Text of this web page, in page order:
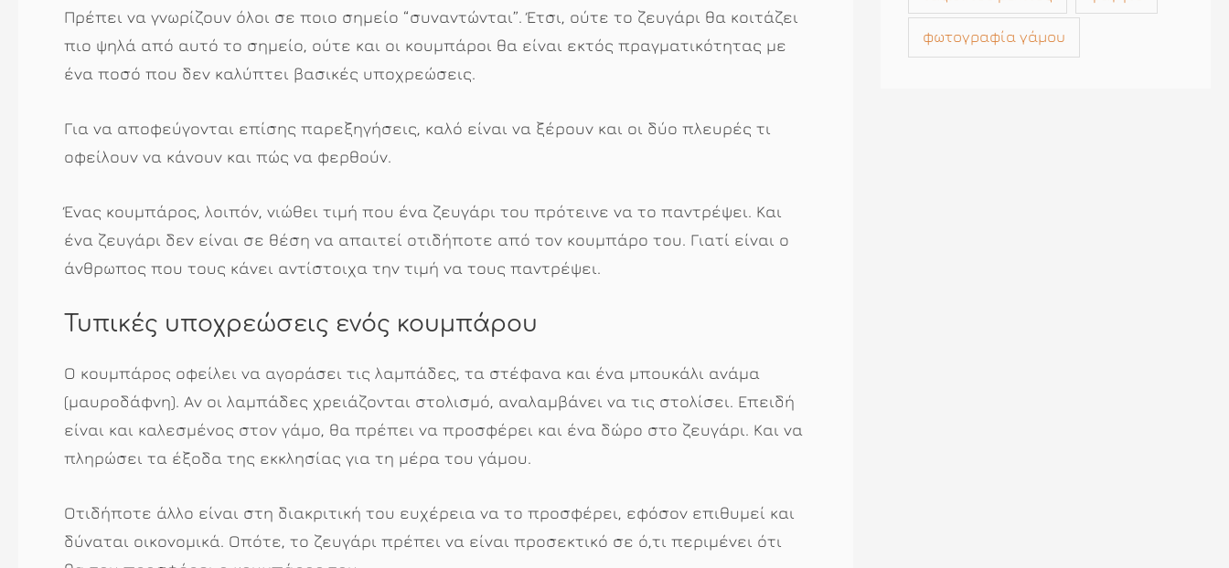
Πρέπει να γνωρίζουν όλοι σε ποιο σημείο “συναντώνται”. Έτσι, ούτε το ζευγάρι θα κοιτάζει
πιο ψηλά από αυτό το σημείο, ούτε και οι κουμπάροι θα είναι εκτός πραγματικότητας με
ένα ποσό που δεν καλύπτει βασικές υποχρεώσεις.
Για να αποφεύγονται επίσης παρεξηγήσεις, καλό είναι να ξέρουν και οι δύο πλευρές τι
οφείλουν να κάνουν και πώς να φερθούν.
Ένας κουμπάρος, λοιπόν, νιώθει τιμή που ένα ζευγάρι του πρότεινε να το παντρέψει. Και
ένα ζευγάρι δεν είναι σε θέση να απαιτεί οτιδήποτε από τον κουμπάρο του. Γιατί είναι ο
άνθρωπος που τους κάνει αντίστοιχα την τιμή να τους παντρέψει.
Τυπικές υποχρεώσεις ενός κουμπάρου
O κουμπάρος οφείλει να αγοράσει τις λαμπάδες, τα στέφανα και ένα μπουκάλι ανάμα
(μαυροδάφνη). Αν οι λαμπάδες χρειάζονται στολισμό, αναλαμβάνει να τις στολίσει. Επειδή
είναι και καλεσμένος στον γάμο, θα πρέπει να προσφέρει και ένα δώρο στο ζευγάρι. Και να
πληρώσει τα έξοδα της εκκλησίας για τη μέρα του γάμου.
Οτιδήποτε άλλο είναι στη διακριτική του ευχέρεια να το προσφέρει, εφόσον επιθυμεί και
δύναται οικονομικά. Οπότε, το ζευγάρι πρέπει να είναι προσεκτικό σε ό,τι περιμένει ότι
φωτογραφία γάμου